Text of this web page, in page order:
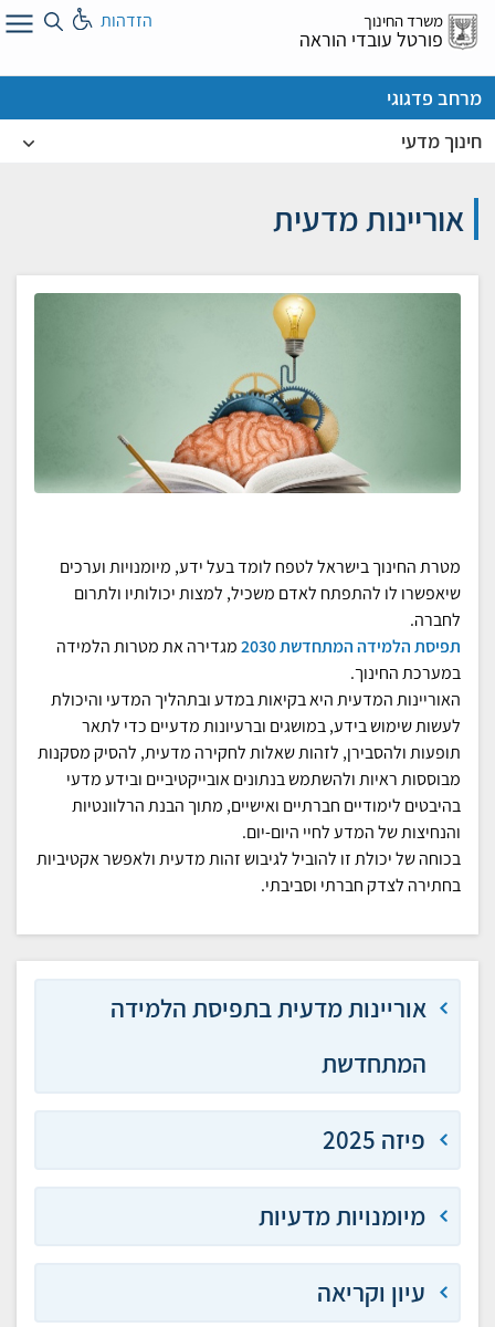
דלג
אל
משרד החינוך
פורטל עובדי הוראה
הזדהות
מרחב פדגוגי
חינוך מדעי
אוריינות מדעית
מטרת החינוך בישראל לטפח לומד בעל ידע, מיומנויות וערכים
שיאפשרו לו להתפתח לאדם משכיל, למצות יכולותיו ולתרום
לחברה.
תפיסת הלמידה המתחדשת 2030
מגדירה את מטרות הלמידה
במערכת החינוך.
האוריינות המדעית היא בקיאות במדע ובתהליך המדעי והיכולת
לעשות שימוש בידע, במושגים וברעיונות מדעיים כדי לתאר
תופעות ולהסבירן, לזהות שאלות לחקירה מדעית, להסיק מסקנות
מבוססות ראיות ולהשתמש בנתונים אובייקטיביים ובידע מדעי
בהיבטים לימודיים חברתיים ואישיים, מתוך הבנת הרלוונטיות
והנחיצות של המדע לחיי היום-יום.
בכוחה של יכולת זו להוביל לגיבוש זהות מדעית ולאפשר אקטיביות
בחתירה לצדק חברתי וסביבתי.
אוריינות מדעית בתפיסת הלמידה
המתחדשת
פיזה 2025
מיומנויות מדעיות
עיון וקריאה